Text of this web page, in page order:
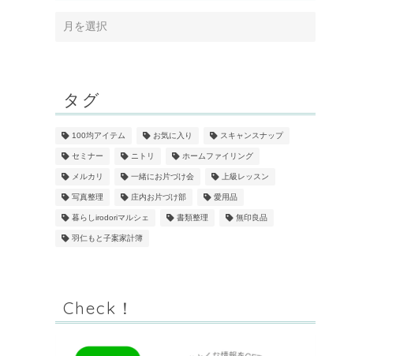
タグ
100均アイテム お気に入り スキャンスナップ
セミナー ニトリ ホームファイリング
メルカリ 一緒にお片づけ会 上級レッスン
写真整理 庄内お片づけ部 愛用品
暮らしirodoriマルシェ 書類整理 無印良品
羽仁もと子案家計簿
Check！